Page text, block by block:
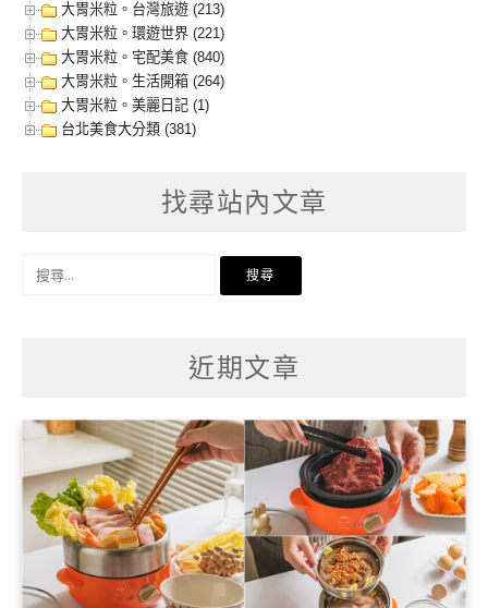
大胃米粒。台灣旅遊 (213)
大胃米粒。環遊世界 (221)
大胃米粒。宅配美食 (840)
大胃米粒。生活開箱 (264)
大胃米粒。美麗日記 (1)
台北美食大分類 (381)
找尋站內文章
近期文章